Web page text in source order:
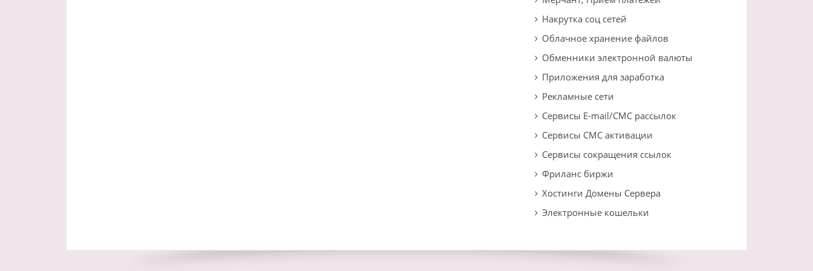
Накрутка соц сетей
Облачное хранение файлов
Обменники электронной валюты
Приложения для заработка
Рекламные сети
Сервисы E-mail/СМС рассылок
Сервисы СМС активации
Сервисы сокращения ссылок
Фриланс биржи
Хостинги Домены Сервера
Электронные кошельки